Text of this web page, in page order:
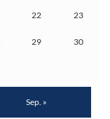
22 23
29 30
Sep. »